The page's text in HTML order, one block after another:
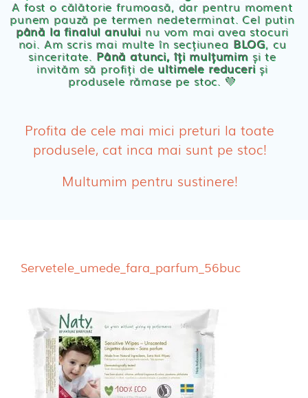
Cosmetice BEBE
Olita Bio Naty
PRODUSE FEMEI
Absorbante Post-Natale
Absorbante Incontinenta Urinara
A fost o călătorie frumoasă, dar pentru moment
punem pauză pe termen nedeterminat. Cel putin
până la finalul anului nu vom mai avea stocuri
noi. Am scris mai multe în secțiunea BLOG, cu
sinceritate. Până atunci, îți mulțumimși te
invităm să profiți de ultimele reduceriși
produsele rămase pe stoc. 💛
Profita de cele mai mici preturi la toate
produsele, cat inca mai sunt pe stoc!
Multumim pentru sustinere!
Servetele_umede_fara_parfum_56buc